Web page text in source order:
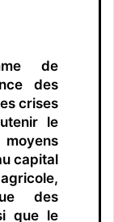
de
des
crises
le
capital
des
que le